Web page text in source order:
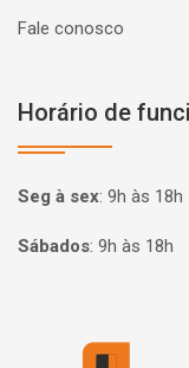
Fale conosco
Horário de
Seg à sex: 9h às 18h
Sábados: 9h às 18h